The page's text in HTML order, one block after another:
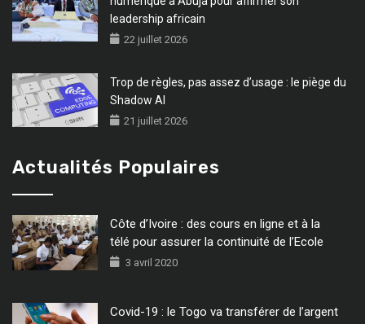
leadership africain
22 juillet 2026
Trop de règles, pas assez d’usage : le piège du
Shadow AI
21 juillet 2026
Actualités Populaires
Côte d’Ivoire : des cours en ligne et à la
télé pour assurer la continuité de l’Ecole
3 avril 2020
Covid-19 : le Togo va transférer de l’argent